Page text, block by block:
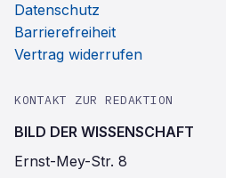
Datenschutz
Barrierefreiheit
Vertrag widerrufen
KONTAKT ZUR REDAKTION
BILD DER WISSENSCHAFT
Ernst-Mey-Str. 8